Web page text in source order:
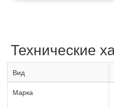
Технические
Вид
Марка